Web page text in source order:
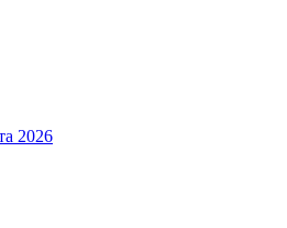
2026